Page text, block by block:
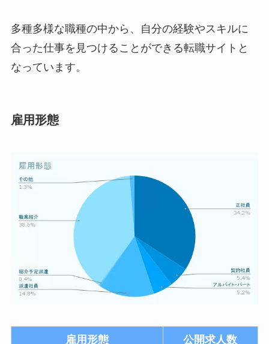
多種多様な職種の中から、自分の経験やスキルに
合った仕事を見つけることができる転職サイトと
なっています。
雇用形態
雇用形態 公開求人数